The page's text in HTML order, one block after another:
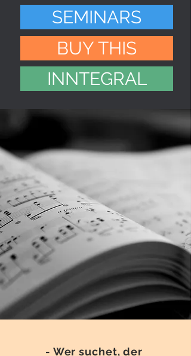
SEMINARS
BUY THIS
INNTEGRAL
- Wer suchet, der